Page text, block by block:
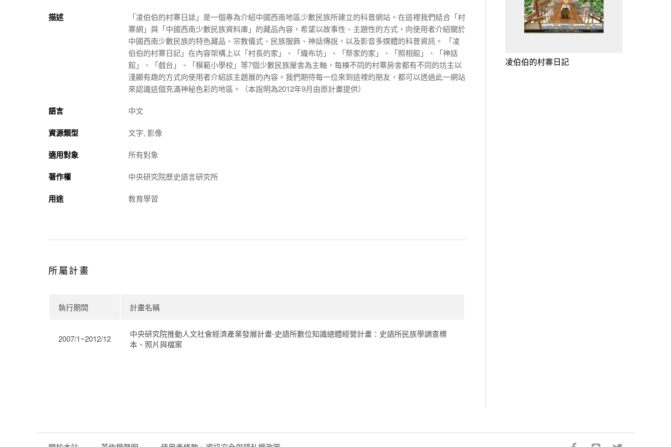
描述
「凌伯伯的村寨日誌」是一個專為介紹中國西南地區少數民族所建立的科普網站。在這裡我們結合「村
寨網」與「中國西南少數民族資料庫」的藏品內容，希望以故事性、主題性的方式，向使用者介紹關於
中國西南少數民族的特色藏品、宗教儀式、民族服飾、神話傳說，以及影音多媒體的科普資訊。 「凌
伯伯的村寨日記」在內容架構上以「村長的家」、「織布坊」、「祭家的家」、「照相館」、「神話
館」、「戲台」、「模範小學校」等7個少數民族屋舍為主軸，每棟不同的村寨房舍都有不同的坊主以
淺顯有趣的方式向使用者介紹該主題展的內容。我們期待每一位來到這裡的朋友，都可以透過此一網站
來認識這個充滿神秘色彩的地區。（本說明為2012年9月由原計畫提供）
語言 中文
資源類型 文字, 影像
適用對象 所有對象
著作權 中央研究院歷史語言研究所
用途 教育學習
所屬計畫
執行期間 計畫名稱
2007/1~2012/12
中央研究院推動人文社會經濟產業發展計畫-史語所數位知識總體經營計畫：史語所民族學調查標
本、照片與檔案
凌伯伯的村寨日記